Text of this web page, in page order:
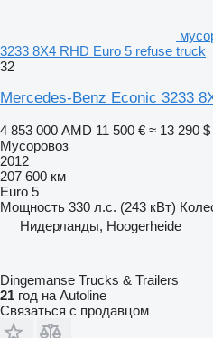
3233 8X4 RHD Euro 5 refuse truck
32
Mercedes-Benz Econic 3233
4 853 000 AMD 11 500 € ≈ 13 290 $
Мусоровоз
2012
207 600 км
Euro 5
Мощность 330 л.с. (243 кВт)
Нидерланды, Hoogerheide
Dingemanse Trucks & Trailers
21 год на Autoline
Связаться с продавцом